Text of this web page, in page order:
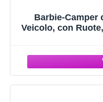
Barbie-Camper
Veicolo, con